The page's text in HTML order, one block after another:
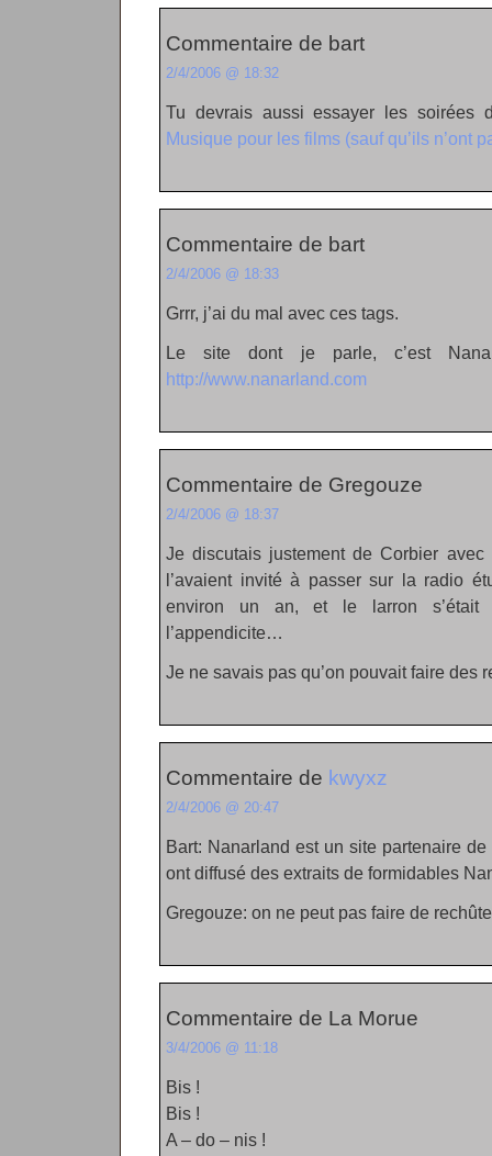
Commentaire de bart
2/4/2006 @ 18:32
Tu devrais aussi essayer les soirées
Musique pour les films (sauf qu’ils n’ont
Commentaire de bart
2/4/2006 @ 18:33
Grrr, j’ai du mal avec ces tags.
Le site dont je parle, c’est
http://www.nanarland.com
Commentaire de Gregouze
2/4/2006 @ 18:37
Je discutais justement de Corbier
l’avaient invité à passer sur la radio
environ un an, et le larron s’était
l’appendicite…
Je ne savais pas qu’on pouvait faire des
Commentaire de kwyxz
2/4/2006 @ 20:47
Bart: Nanarland est un site partenaire
ont diffusé des extraits de formidables
Gregouze: on ne peut pas faire de
Commentaire de La Morue
3/4/2006 @ 11:18
Bis !
Bis !
A – do – nis !